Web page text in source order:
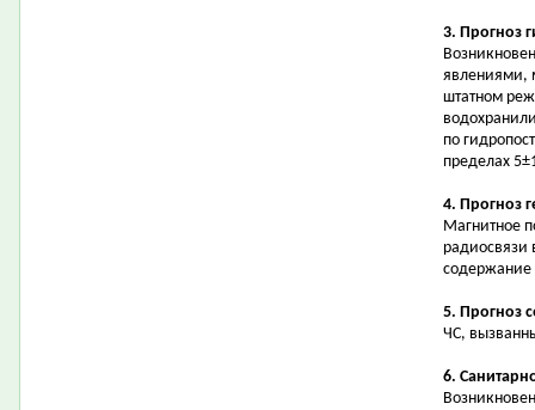
3. Прогноз
явлениями,
штатном
по
пределах
4. Прогноз
Магнитное
радиосвязи
содержание
5. Прогноз
ЧС,
6.